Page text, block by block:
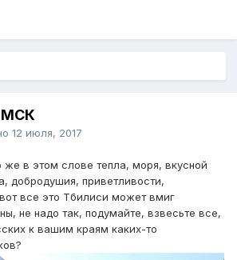
МСК
12 июля, 2017
же в этом слове тепла, моря, вкусной
добродушия, приветливости,
все это Тбилиси может вмиг
не надо так, подумайте, взвесьте все,
к вашим краям каких-то